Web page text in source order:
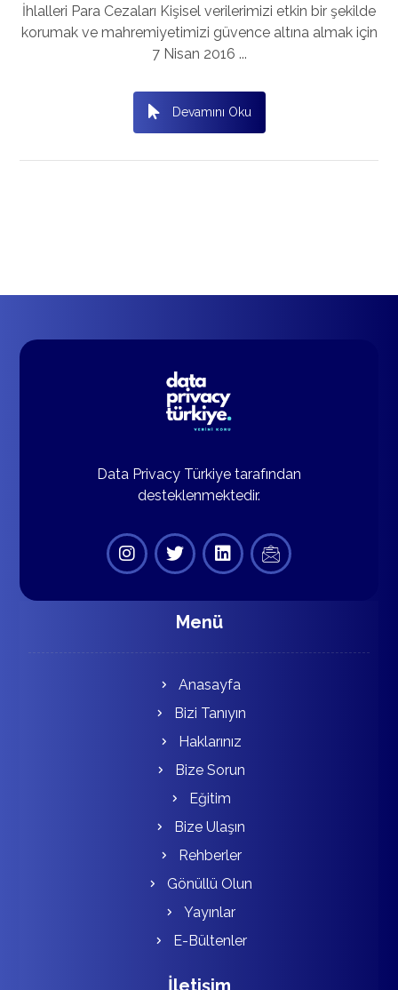
İhlalleri Para Cezaları Kişisel verilerimizi etkin bir şekilde
korumak ve mahremiyetimizi güvence altına almak için
7 Nisan 2016 ...
Devamını Oku
Data Privacy Türkiye tarafından
desteklenmektedir.
Menü
Anasayfa
Bizi Tanıyın
Haklarınız
Bize Sorun
Eğitim
Bize Ulaşın
Rehberler
Gönüllü Olun
Yayınlar
E-Bültenler